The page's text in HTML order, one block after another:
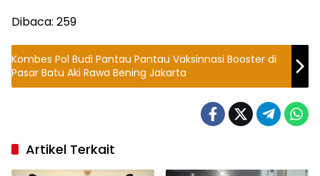
Dibaca: 259
Kombes Pol Budi Pantau Pantau Vaksinnasi Booster di
Pasar Batu Aki Rawa Bening Jakarta
Artikel Terkait